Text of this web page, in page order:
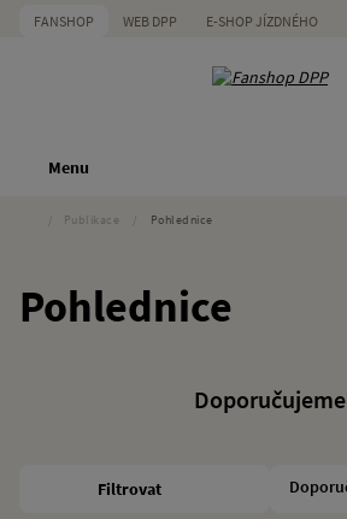
FANSHOP WEB DPP E-SHOP JÍZDNÉHO
Menu
Publikace Pohlednice
Pohlednice
Doporučujeme
Filtrovat